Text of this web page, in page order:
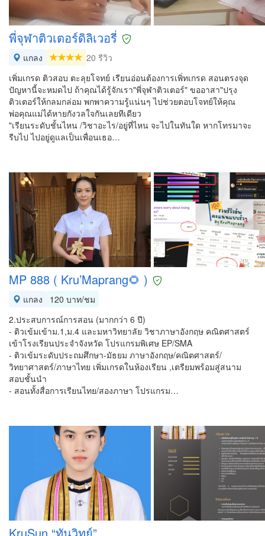
พี่จุฬาติวเตอร์ดิลิเวอรี่
แกลง
20 รีวิว
เพิ่มเกรด ติวสอบ ตะลุยโจทย์ เรียนอ่อนต้องการเพิ่ทเกรด สอนตรงจุด
ปัญหานี้จะหมดไป ถ้าคุณได้รู้จักเรา"พี่จุฬาติวเตอร์" ขออาสา"ปรุง
ติวเตอร์ให้กลมกล่อม พกพาความรู้แน่นๆ ไปช่วยตอบโจทย์ให้คุณ
พ่อคุณแม่ได้หายกังวลใจกันเลยทีเดียว
"เรียนระดับชั้นไหน /วิชาอะไร/อยู่ที่ไหน จะไปในทันใด หากโทรมาจะ
รีบไป ไปอยู่ดูแลเป็นเพื่อนเธอ…
MP 888 ( Kru’Maprang🌻 )
แกลง
120 บาท/ชม
2.ประสบการณ์การสอน (มากกว่า 6 ปี)
- ติวเข้มเข้าม.1,ม.4 และมหาวิทยาลัย วิชาภาษาอังกฤษ คณิตศาสตร์
เข้าโรงเรียนประจำจังหวัด โปรแกรมพิเศษ EP/SMA
- ติวเข้มระดับประถมศึกษา-มัธยม ภาษาอังกฤษ/คณิตศาสตร์/
วิทยาศาสตร์/ภาษาไทย เพิ่มเกรดในห้องเรียน ,เตรียมพร้อมสู่สนาม
สอบชั้นนำ
- สอนทั้งสื่อการเรียนไทย/สองภาษา โปรแกรม…